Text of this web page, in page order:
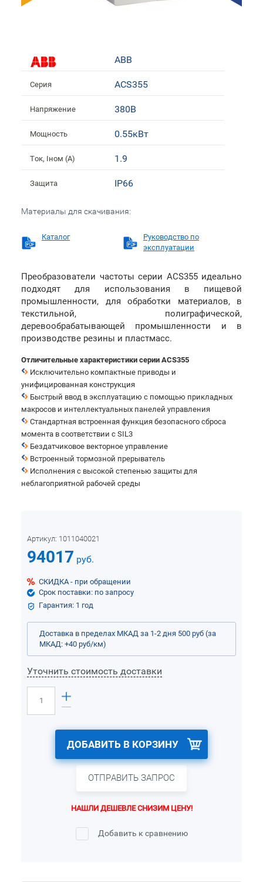
ABB
Серия ACS355
Напряжение 380В
Мощность 0.55кВт
Ток, Iном (А) 1.9
Защита IP66
Материалы для скачивания:
Каталог
Руководство по
эксплуатации
Преобразователи частоты серии ACS355 идеально
подходят для использования в пищевой
промышленности, для обработки материалов, в
текстильной, полиграфической,
деревообрабатывающей промышленности и в
производстве резины и пластмасс.
Отличительные характеристики серии ACS355
Исключительно компактные приводы и
унифицированная конструкция
Быстрый ввод в эксплуатацию с помощью прикладных
макросов и интеллектуальных панелей управления
Стандартная встроенная функция безопасного сброса
момента в соответствии с SIL3
Бездатчиковое векторное управление
Встроенный тормозной прерыватель
Исполнения с высокой степенью защиты для
неблагоприятной рабочей среды
Артикул: 1011040021
94017 руб.
СКИДКА - при обращении
Срок поставки: по запросу
Гарантия: 1 год
Доставка в пределах МКАД за 1-2 дня 500 руб (за
МКАД: +40 руб/км)
Уточнить стоимость доставки
ДОБАВИТЬ В КОРЗИНУ
ОТПРАВИТЬ ЗАПРОС
НАШЛИ ДЕШЕВЛЕ СНИЗИМ ЦЕНУ!
Добавить к сравнению